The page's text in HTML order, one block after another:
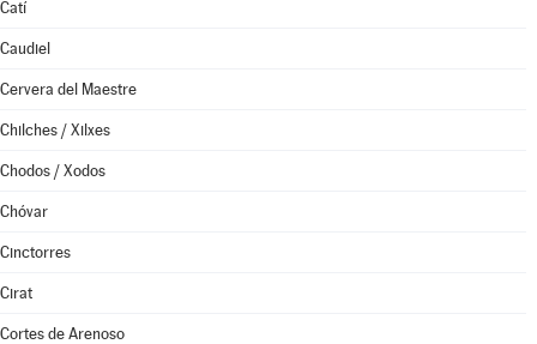
Catí
Caudiel
Cervera del Maestre
Chilches / Xilxes
Chodos / Xodos
Chóvar
Cinctorres
Cirat
Cortes de Arenoso